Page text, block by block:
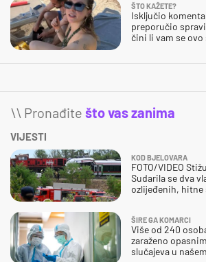
ŠTO KAŽETE?
Isključio
preporučio
čini li vam se
\\ Pronađite što vas zanima
VIJESTI
KOD BJELOVARA
FOTO/VIDEO
Sudarila se dva
ozlijeđenih, hitne
ŠIRE GA KOMARCI
Više od 240
zaraženo
slučajeva u